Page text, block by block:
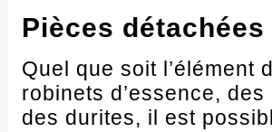
Pièces
Quel que soit l’élément
robinets d’essence,
des durites, il est